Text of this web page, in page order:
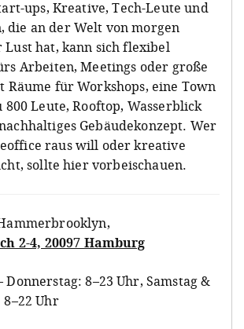
ups, Kreative, Tech-Leute und
die an der Welt von morgen
hat, kann sich flexibel
Arbeiten, Meetings oder große
Räume für Workshops, eine Town
Leute, Rooftop, Wasserblick
Gebäudekonzept. Wer
raus will oder kreative
sollte hier vorbeischauen.
,
2-4, 20097 Hamburg
Donnerstag: 8–23 Uhr, Samstag &
8–22 Uhr